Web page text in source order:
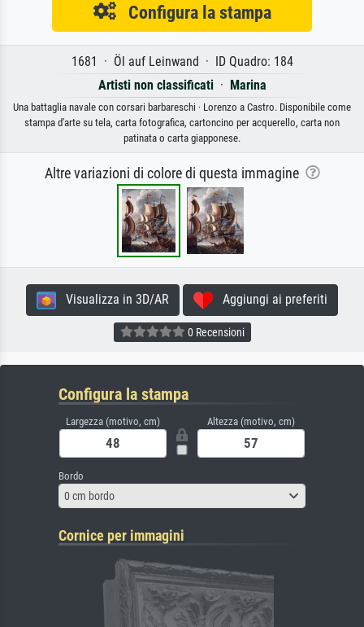
Configura la stampa
1681 · Öl auf Leinwand · ID Quadro: 184
Artisti non classificati· Marina
Una battaglia navale con corsari barbareschi · Lorenzo a Castro. Disponibile come
stampa d'arte su tela, carta fotografica, cartoncino per acquerello, carta non
patinata o carta giapponese.
Altre variazioni di colore di questa immagine
Visualizza in 3D/AR Aggiungi ai preferiti
0 Recensioni
Configura la stampa
Largezza (motivo, cm) Altezza (motivo, cm)
Bordo
0 cm bordo
Cornice per immagini